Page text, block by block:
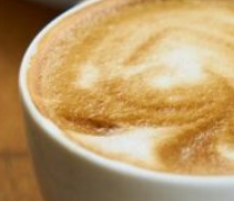
商品作り
プラス
ブログ
仕事辞め
webマーケター
学習方法
得意
活かす
ノースト